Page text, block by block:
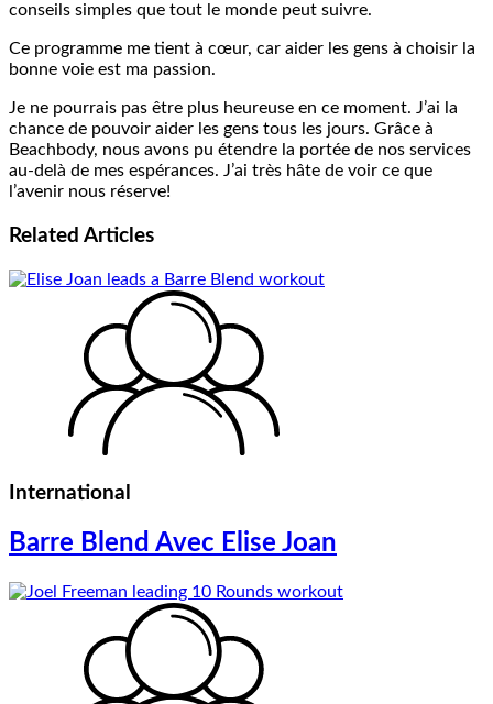
conseils simples que tout le monde peut suivre.
Ce programme me tient à cœur, car aider les gens à choisir la
bonne voie est ma passion.
Je ne pourrais pas être plus heureuse en ce moment. J’ai la
chance de pouvoir aider les gens tous les jours. Grâce à
Beachbody, nous avons pu étendre la portée de nos services
au-delà de mes espérances. J’ai très hâte de voir ce que
l’avenir nous réserve!
Related Articles
International
Barre Blend Avec Elise Joan